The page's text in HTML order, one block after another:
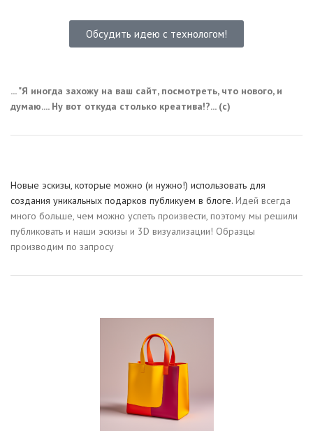
Обсудить идею с технологом!
... "Я иногда захожу на ваш сайт, посмотреть, что нового, и
думаю.... Ну вот откуда столько креатива!?... (с)
Новые эскизы, которые можно (и нужно!) использовать для
создания уникальных подарков публикуем в блоге. Идей всегда
много больше, чем можно успеть произвести, поэтому мы решили
публиковать и наши эскизы и 3D визуализации! Образцы
производим по запросу